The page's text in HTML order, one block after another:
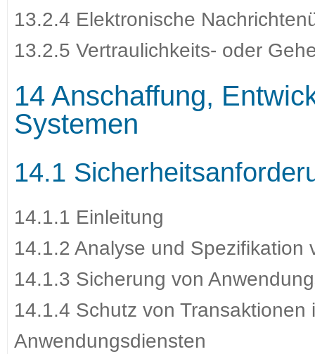
13.2.4 Elektronische
13.2.5 Vertraulichkeits- oder
14 Anschaffung,
Systemen
14.1
14.1.1 Einleitung
14.1.2 Analyse und
14.1.3 Sicherung von
14.1.4 Schutz von Transaktionen
Anwendungsdiensten